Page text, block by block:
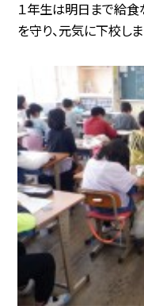
１年生は明日まで給食
を守り、元気に下校しま